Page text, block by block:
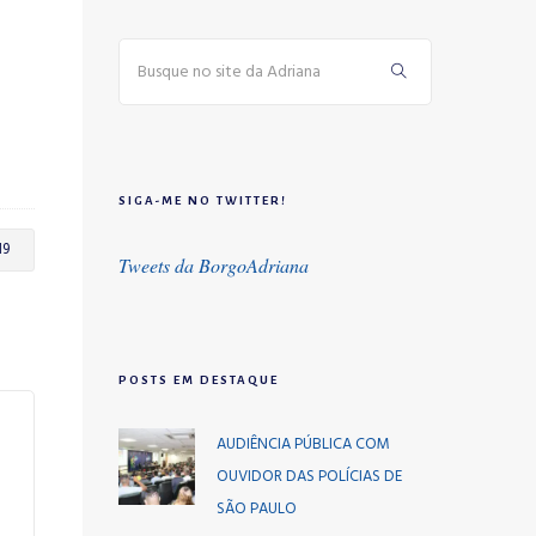
SIGA-ME NO TWITTER!
Tweets da BorgoAdriana
POSTS EM DESTAQUE
AUDIÊNCIA PÚBLICA COM
OUVIDOR DAS POLÍCIAS DE
SÃO PAULO